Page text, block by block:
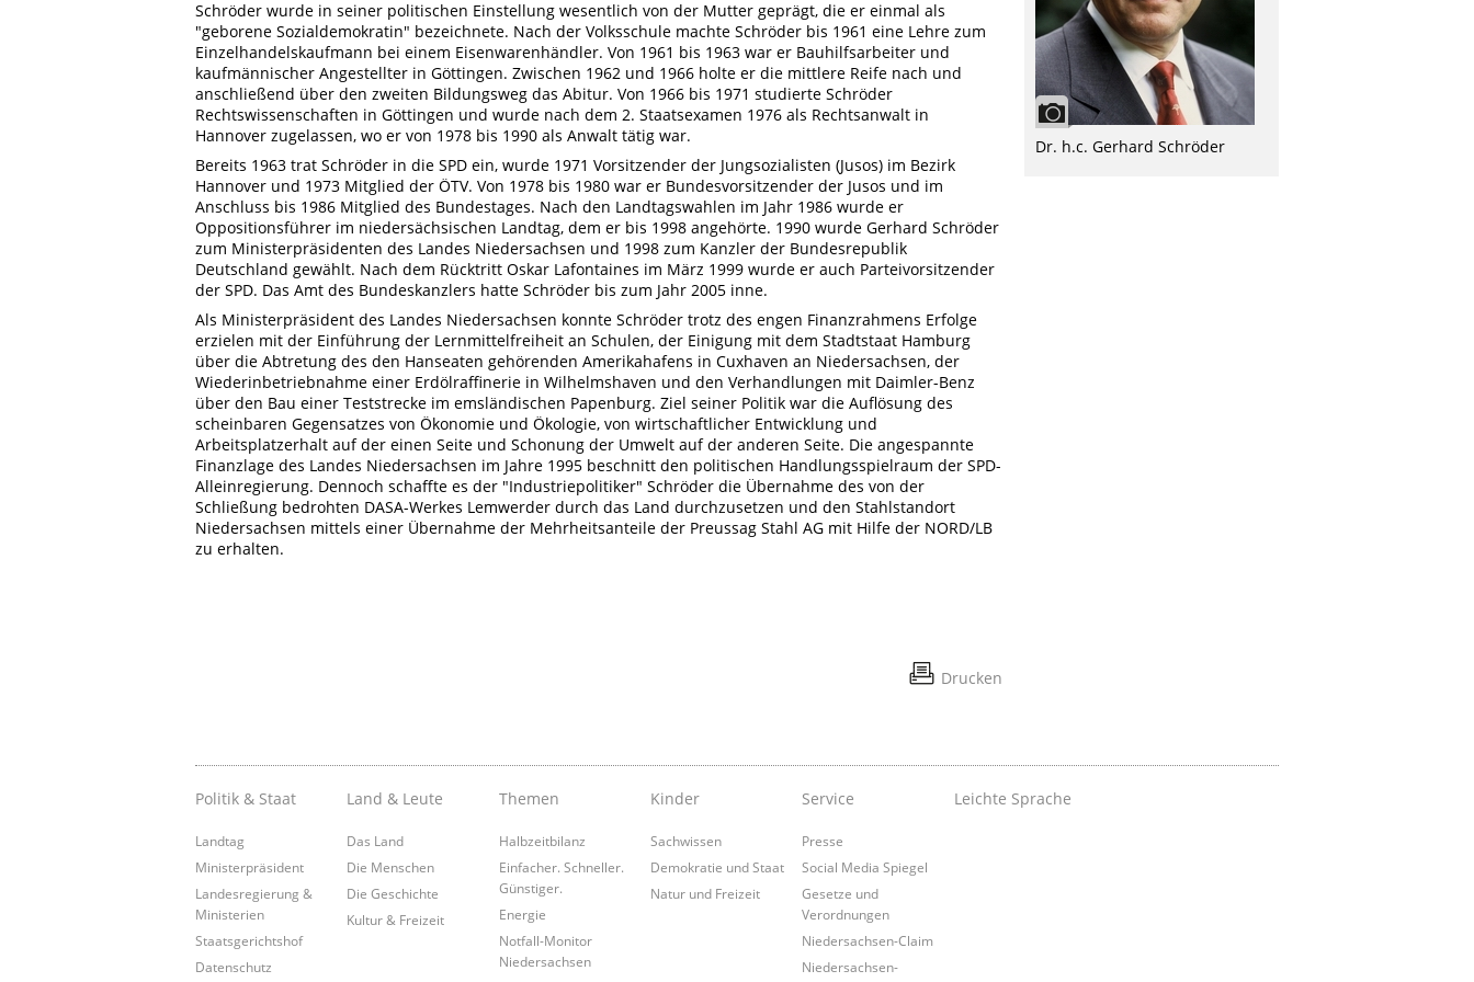
Schröder wurde in seiner politischen Einstellung wesentlich von der Mutter geprägt, die er einmal als
"geborene Sozialdemokratin" bezeichnete. Nach der Volksschule machte Schröder bis 1961 eine Lehre zum
Einzelhandelskaufmann bei einem Eisenwarenhändler. Von 1961 bis 1963 war er Bauhilfsarbeiter und
kaufmännischer Angestellter in Göttingen. Zwischen 1962 und 1966 holte er die mittlere Reife nach und
anschließend über den zweiten Bildungsweg das Abitur. Von 1966 bis 1971 studierte Schröder
Rechtswissenschaften in Göttingen und wurde nach dem 2. Staatsexamen 1976 als Rechtsanwalt in
Hannover zugelassen, wo er von 1978 bis 1990 als Anwalt tätig war.
Bereits 1963 trat Schröder in die SPD ein, wurde 1971 Vorsitzender der Jungsozialisten (Jusos) im Bezirk
Hannover und 1973 Mitglied der ÖTV. Von 1978 bis 1980 war er Bundesvorsitzender der Jusos und im
Anschluss bis 1986 Mitglied des Bundestages. Nach den Landtagswahlen im Jahr 1986 wurde er
Oppositionsführer im niedersächsischen Landtag, dem er bis 1998 angehörte. 1990 wurde Gerhard Schröder
zum Ministerpräsidenten des Landes Niedersachsen und 1998 zum Kanzler der Bundesrepublik
Deutschland gewählt. Nach dem Rücktritt Oskar Lafontaines im März 1999 wurde er auch Parteivorsitzender
der SPD. Das Amt des Bundeskanzlers hatte Schröder bis zum Jahr 2005 inne.
Als Ministerpräsident des Landes Niedersachsen konnte Schröder trotz des engen Finanzrahmens Erfolge
erzielen mit der Einführung der Lernmittelfreiheit an Schulen, der Einigung mit dem Stadtstaat Hamburg
über die Abtretung des den Hanseaten gehörenden Amerikahafens in Cuxhaven an Niedersachsen, der
Wiederinbetriebnahme einer Erdölraffinerie in Wilhelmshaven und den Verhandlungen mit Daimler-Benz
über den Bau einer Teststrecke im emsländischen Papenburg. Ziel seiner Politik war die Auflösung des
scheinbaren Gegensatzes von Ökonomie und Ökologie, von wirtschaftlicher Entwicklung und
Arbeitsplatzerhalt auf der einen Seite und Schonung der Umwelt auf der anderen Seite. Die angespannte
Finanzlage des Landes Niedersachsen im Jahre 1995 beschnitt den politischen Handlungsspielraum der SPD-
Alleinregierung. Dennoch schaffte es der "Industriepolitiker" Schröder die Übernahme des von der
Schließung bedrohten DASA-Werkes Lemwerder durch das Land durchzusetzen und den Stahlstandort
Niedersachsen mittels einer Übernahme der Mehrheitsanteile der Preussag Stahl AG mit Hilfe der NORD/LB
zu erhalten.
Drucken
Dr. h.c. Gerhard Schröder
Politik & Staat
Landtag
Ministerpräsident
Landesregierung &
Ministerien
Staatsgerichtshof
Datenschutz
Land & Leute
Das Land
Die Menschen
Die Geschichte
Kultur & Freizeit
Themen
Halbzeitbilanz
Einfacher. Schneller.
Günstiger.
Energie
Notfall-Monitor
Niedersachsen
Kinder
Sachwissen
Demokratie und Staat
Natur und Freizeit
Service
Presse
Social Media Spiegel
Gesetze und
Verordnungen
Niedersachsen-Claim
Niedersachsen-
Leichte Sprache